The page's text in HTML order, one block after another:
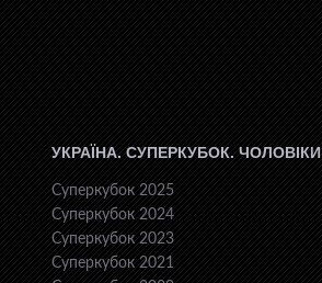
УКРАЇНА. СУПЕРКУБОК. ЧОЛОВІКИ
Суперкубок 2025
Суперкубок 2024
Суперкубок 2023
Суперкубок 2021